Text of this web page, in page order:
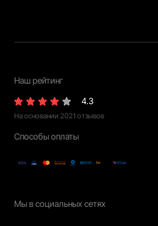
Наш рейтинг
4.3
На основании 2021 отзывов
Способы оплаты
Мы в социальных сетях